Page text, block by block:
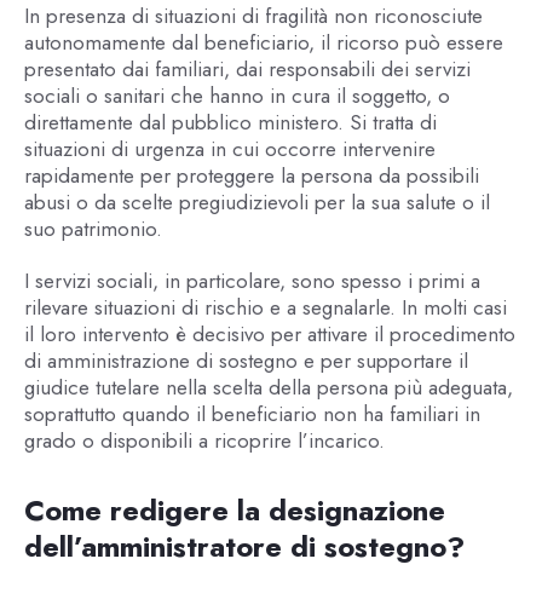
In presenza di situazioni di fragilità non riconosciute
autonomamente dal beneficiario, il ricorso può essere
presentato dai familiari, dai responsabili dei servizi
sociali o sanitari che hanno in cura il soggetto, o
direttamente dal pubblico ministero. Si tratta di
situazioni di urgenza in cui occorre intervenire
rapidamente per proteggere la persona da possibili
abusi o da scelte pregiudizievoli per la sua salute o il
suo patrimonio.
I servizi sociali, in particolare, sono spesso i primi a
rilevare situazioni di rischio e a segnalarle. In molti casi
il loro intervento è decisivo per attivare il procedimento
di amministrazione di sostegno e per supportare il
giudice tutelare nella scelta della persona più adeguata,
soprattutto quando il beneficiario non ha familiari in
grado o disponibili a ricoprire l’incarico.
Come redigere la designazione
dell’amministratore di sostegno?